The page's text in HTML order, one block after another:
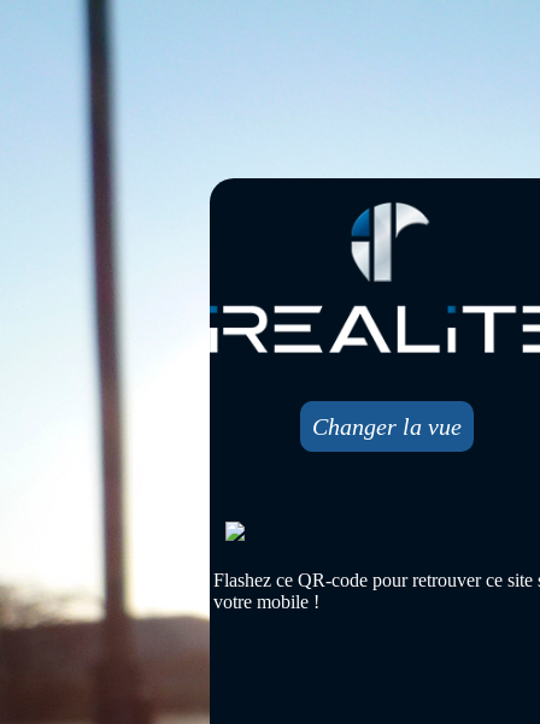
Changer la vue
Flashez ce QR-code pour retrouver ce site
votre mobile !